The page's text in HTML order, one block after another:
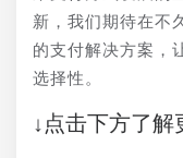
新，我们期待在不
的支付解决方案，
选择性。
↓点击下方了解